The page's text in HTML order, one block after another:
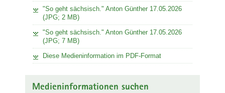
"So geht sächsisch." Anton Günther 17.05.2026
(JPG; 2 MB)
"So geht sächsisch." Anton Günther 17.05.2026
(JPG; 7 MB)
Diese Medieninformation im PDF-Format
Medieninformationen suchen